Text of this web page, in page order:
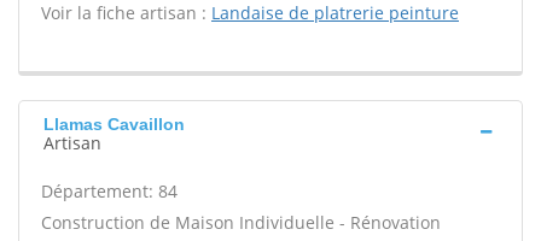
Voir la fiche artisan : Landaise de platrerie peinture
Llamas Cavaillon
Artisan
Département: 84
Construction de Maison Individuelle - Rénovation